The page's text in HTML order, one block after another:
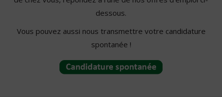
dessous.
Vous pouvez aussi nous transmettre votre candidature
spontanée !